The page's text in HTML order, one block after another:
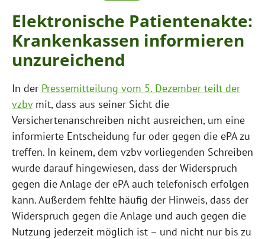
Elektronische Patientenakte:
Krankenkassen informieren
unzureichend
In der Pressemitteilung vom 5. Dezember teilt der
vzbvmit, dass aus seiner Sicht die
Versichertenanschreiben nicht ausreichen, um eine
informierte Entscheidung für oder gegen die ePA zu
treffen. In keinem, dem vzbv vorliegenden Schreiben
wurde darauf hingewiesen, dass der Widerspruch
gegen die Anlage der ePA auch telefonisch erfolgen
kann. Außerdem fehlte häufig der Hinweis, dass der
Widerspruch gegen die Anlage und auch gegen die
Nutzung jederzeit möglich ist – und nicht nur bis zu